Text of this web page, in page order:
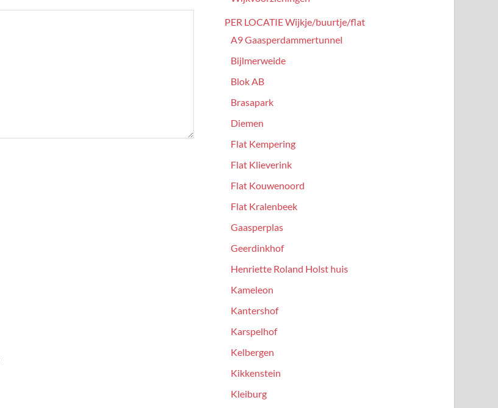
PER LOCATIE Wijkje/buurtje/flat
A9 Gaasperdammertunnel
Bijlmerweide
Blok AB
Brasapark
Diemen
Flat Kempering
Flat Klieverink
Flat Kouwenoord
Flat Kralenbeek
Gaasperplas
Geerdinkhof
Henriette Roland Holst huis
Kameleon
Kantershof
Karspelhof
Kelbergen
Kikkenstein
Kleiburg